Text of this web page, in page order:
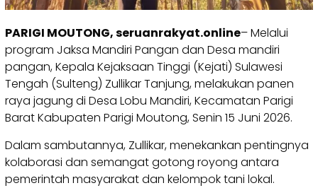
PARIGI MOUTONG, seruanrakyat.online– Melalui
program Jaksa Mandiri Pangan dan Desa mandiri
pangan, Kepala Kejaksaan Tinggi (Kejati) Sulawesi
Tengah (Sulteng) Zullikar Tanjung, melakukan panen
raya jagung di Desa Lobu Mandiri, Kecamatan Parigi
Barat Kabupaten Parigi Moutong, Senin 15 Juni 2026.
Dalam sambutannya, Zullikar, menekankan pentingnya
kolaborasi dan semangat gotong royong antara
pemerintah masyarakat dan kelompok tani lokal.